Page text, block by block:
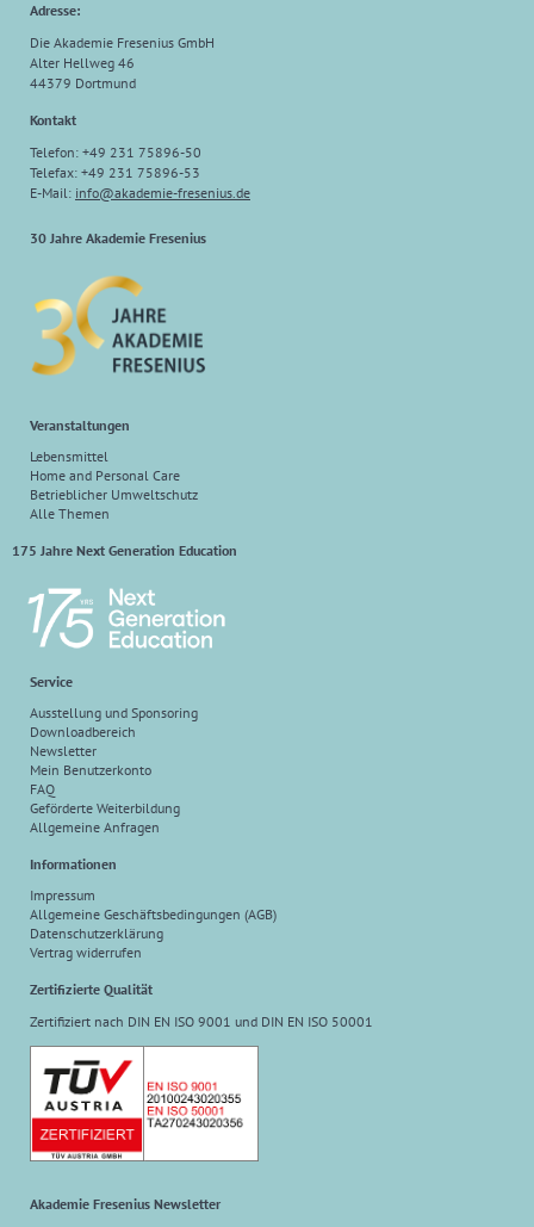
Adresse:
Die Akademie Fresenius GmbH
Alter Hellweg 46
44379 Dortmund
Kontakt
Telefon: +49 231 75896-50
Telefax: +49 231 75896-53
E-Mail: info@akademie-fresenius.de
30 Jahre Akademie Fresenius
Veranstaltungen
Lebensmittel
Home and Personal Care
Betrieblicher Umweltschutz
Alle Themen
175 Jahre Next Generation Education
Service
Ausstellung und Sponsoring
Downloadbereich
Newsletter
Mein Benutzerkonto
FAQ
Geförderte Weiterbildung
Allgemeine Anfragen
Informationen
Impressum
Allgemeine Geschäftsbedingungen (AGB)
Datenschutzerklärung
Vertrag widerrufen
Zertifizierte Qualität
Zertifiziert nach DIN EN ISO 9001 und DIN EN ISO 50001
Akademie Fresenius Newsletter